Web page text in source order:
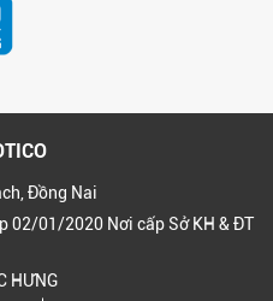
Đồng Nai
02/01/2020 Nơi cấp Sở KH & ĐT
HƯNG